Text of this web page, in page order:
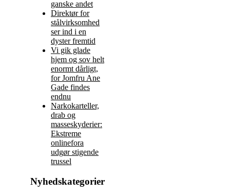
ganske andet
Direktør for
stålvirksomhed
ser ind i en
dyster fremtid
Vi gik glade
hjem og sov helt
enormt dårligt,
for Jomfru Ane
Gade findes
endnu
Narkokarteller,
drab og
masseskyderier:
Ekstreme
onlinefora
udgør stigende
trussel
Nyhedskategorier